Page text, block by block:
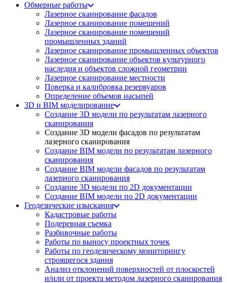
Обмерные работы
Лазерное сканирование фасадов
Лазерное сканирование помещений
Лазерное сканирование помещений
промышленных зданий
Лазерное сканирование промышленных объектов
Лазерное сканирование объектов культурного
наследия и объектов сложной геометрии
Лазерное сканирование местности
Поверка и калибровка резервуаров
Определение объемов насы​​пей
3D и BIM моделирование
Создание 3D модели по результатам лазерного
сканирования
Создание 3D модели фасадов по результатам
лазерного сканирования
Создание BIM модели по результатам лазерного
сканирования
Создание BIM модели фасадов по результатам
лазерного сканирования
Создание 3D модели по 2D документации
Создание BIM модели по 2D документации
Геодезические изыскания
Кадастровые работы
Подеревная съемка
Разбивочные работы
Работы по выносу проектных точек
Работы по геодезическому мониторингу
строящегося здания
Анализ отклонений поверхностей от плоскостей
и/или от проекта методом лазерного сканирования